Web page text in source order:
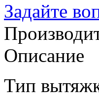
Задайте
Описание
Тип